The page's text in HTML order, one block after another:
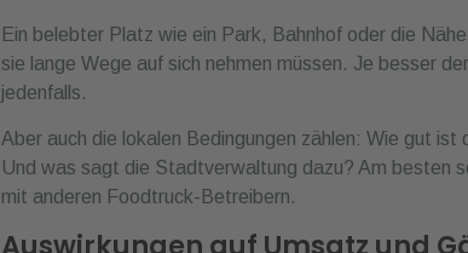
Ein belebter Platz wie ein Park, Bahnhof oder die
sie lange Wege auf sich nehmen müssen. Je besser
jedenfalls.
Aber auch die lokalen Bedingungen zählen: Wie gut
Und was sagt die Stadtverwaltung dazu? Am besten
mit anderen Foodtruck-Betreibern.